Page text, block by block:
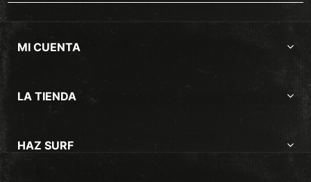
MI CUENTA
LA TIENDA
HAZ SURF